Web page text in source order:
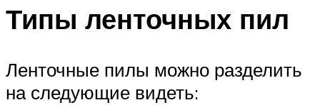
Типы ленточных пил
Ленточные пилы можно разделить
на следующие видеть: